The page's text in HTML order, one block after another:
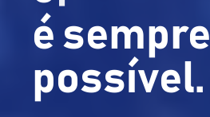
é sempre
possível.